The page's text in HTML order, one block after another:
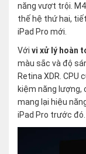
năng vượt trội.
thế hệ thứ hai,
iPad Pro mới.
Với vi xử lý hoàn
màu sắc và độ
Retina XDR. CPU
kiệm năng lượng,
mang lại hiệu
iPad Pro trước đó.